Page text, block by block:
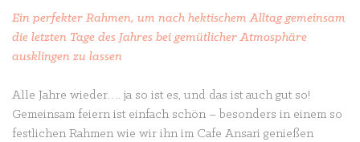
Ein perfekter Rahmen, um nach hektischem Alltag gemeinsam
die letzten Tage des Jahres bei gemütlicher Atmosphäre
ausklingen zu lassen
Alle Jahre wieder…. ja so ist es, und das ist auch gut so!
Gemeinsam feiern ist einfach schön – besonders in einem so
festlichen Rahmen wie wir ihn im Cafe Ansari genießen